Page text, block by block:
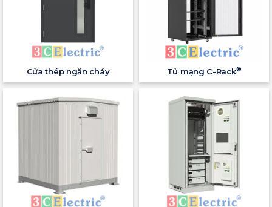
Cửa thép ngăn cháy Tủ mạng C-Rack®